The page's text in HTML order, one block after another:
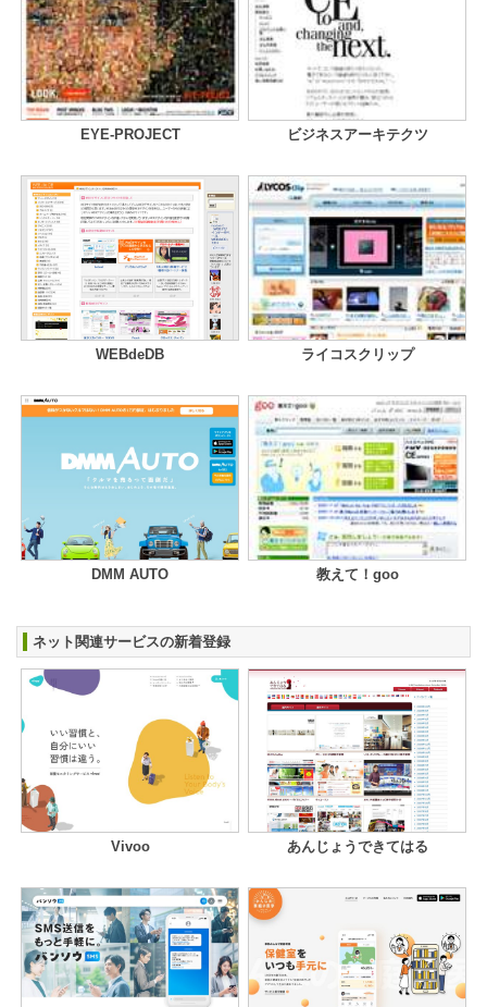
EYE-PROJECT ビジネスアーキテクツ
WEBdeDB ライコスクリップ
DMM AUTO 教えて！goo
ネット関連サービスの新着登録
Vivoo あんじょうできてはる